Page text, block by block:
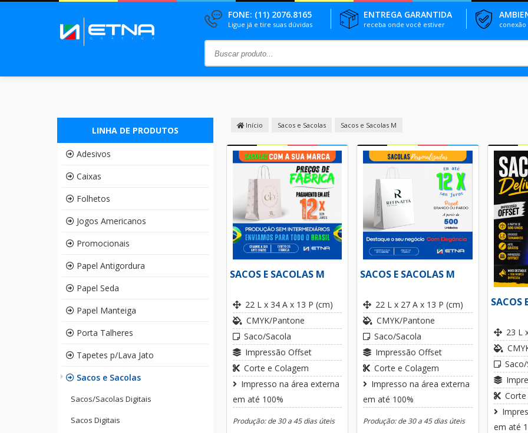
FONE: (11) 2076.8165
Ligue já e tire suas dúvidas
ENTREGA GARANTIDA
receba onde você estiver
LINHA DE PRODUTOS
Adesivos
Caixas
Folhetos
Jogos Americanos
Promocionais
Papel Antigordura
Papel Seda
Papel Manteiga
Porta Talheres
Tapetes p/Lava Jato
Sacos e Sacolas
Sacos/Sacolas Digitais
Sacos Digitais
Início Sacos e Sacolas Sacos e Sacolas M
SACOS E SACOLAS M
22 L x 34 A x 13 P (cm)
CMYK/Pantone
Saco/Sacola
Impressão Offset
Corte e Colagem
Impresso na área externa
em até 100%
Produção: de 30 a 45 dias úteis
SACOS E SACOLAS M
22 L x 27 A x 13 P (cm)
CMYK/Pantone
Saco/Sacola
Impressão Offset
Corte e Colagem
Impresso na área externa
em até 100%
Produção: de 30 a 45 dias úteis
SACOS
23 L
Corte
em até